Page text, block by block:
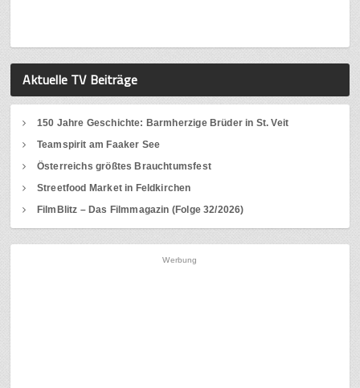
Aktuelle TV Beiträge
150 Jahre Geschichte: Barmherzige Brüder in St. Veit
Teamspirit am Faaker See
Österreichs größtes Brauchtumsfest
Streetfood Market in Feldkirchen
FilmBlitz – Das Filmmagazin (Folge 32/2026)
Werbung